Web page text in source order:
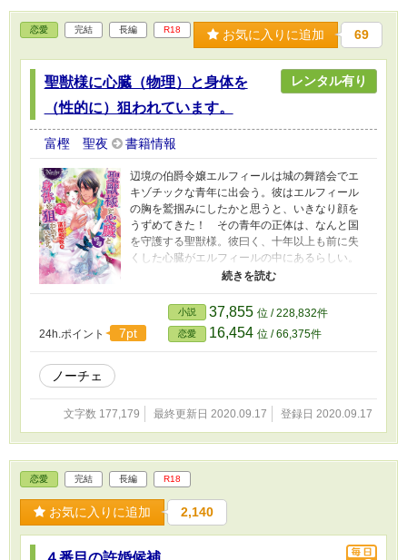
恋愛 完結 長編 R18 お気に入りに追加 69
聖獣様に心臓（物理）と身体を
（性的に）狙われています。
レンタル有り
富樫 聖夜 書籍情報
辺境の伯爵令嬢エルフィールは城の舞踏会でエ
キゾチックな青年に出会う。彼はエルフィール
の胸を鷲掴みにしたかと思うと、いきなり顔を
うずめてきた！ その青年の正体は、なんと国
を守護する聖獣様。彼曰く、十年以上も前に失
くした心臓がエルフィールの中にあるらしい。
そのせいで「聖獣のお世話係」という肩書きで
城に住むことになったエルフィールは、昼夜問
わず彼に抱かれることになってしまい……!? ケ
モノな彼との極上エロ甘ファンタジー！
24h.ポイント
7pt
小説 37,855 位 / 228,832件
恋愛 16,454 位 / 66,375件
ノーチェ
文字数 177,179 最終更新日 2020.09.17 登録日 2020.09.17
恋愛 完結 長編 R18
お気に入りに追加 2,140